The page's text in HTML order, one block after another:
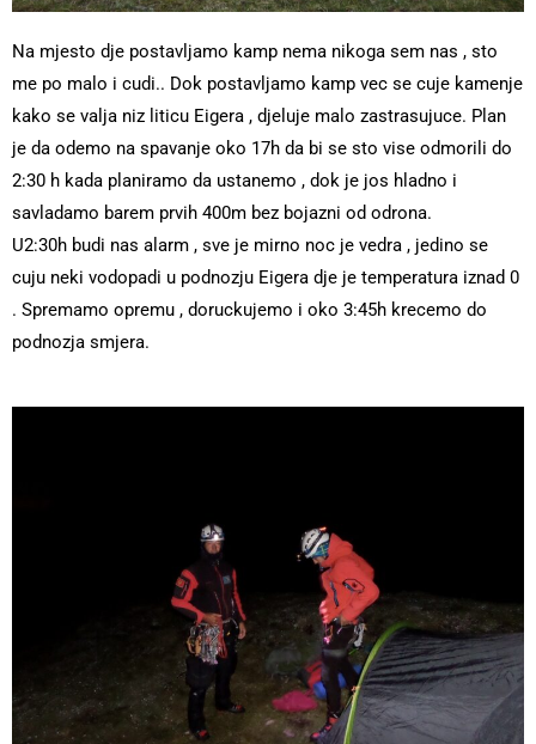
Na mjesto dje postavljamo kamp nema nikoga sem nas , sto
me po malo i cudi.. Dok postavljamo kamp vec se cuje kamenje
kako se valja niz liticu Eigera , djeluje malo zastrasujuce. Plan
je da odemo na spavanje oko 17h da bi se sto vise odmorili do
2:30 h kada planiramo da ustanemo , dok je jos hladno i
savladamo barem prvih 400m bez bojazni od odrona.
U2:30h budi nas alarm , sve je mirno noc je vedra , jedino se
cuju neki vodopadi u podnozju Eigera dje je temperatura iznad 0
. Spremamo opremu , doruckujemo i oko 3:45h krecemo do
podnozja smjera.